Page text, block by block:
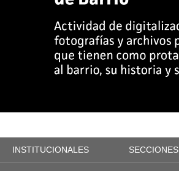
INSTITUCIONALES SECCIONES